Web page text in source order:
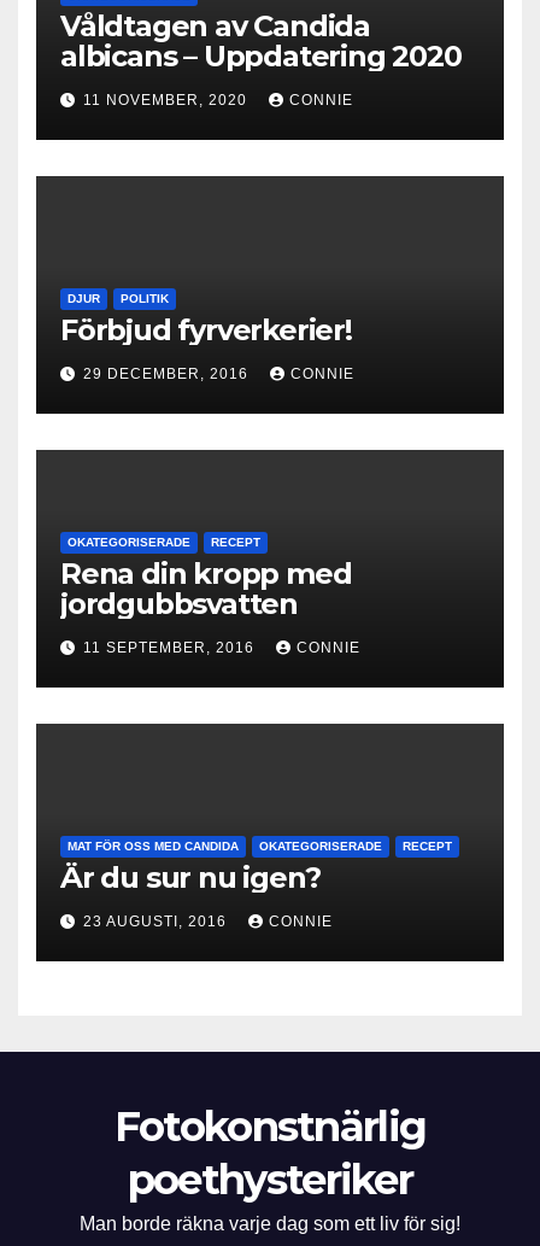
Våldtagen av Candida
albicans – Uppdatering 2020
11 NOVEMBER, 2020 CONNIE
DJUR POLITIK
Förbjud fyrverkerier!
29 DECEMBER, 2016 CONNIE
OKATEGORISERADE RECEPT
Rena din kropp med
jordgubbsvatten
11 SEPTEMBER, 2016 CONNIE
MAT FÖR OSS MED CANDIDA OKATEGORISERADE RECEPT
Är du sur nu igen?
23 AUGUSTI, 2016 CONNIE
Fotokonstnärlig
poethysteriker
Man borde räkna varje dag som ett liv för sig!